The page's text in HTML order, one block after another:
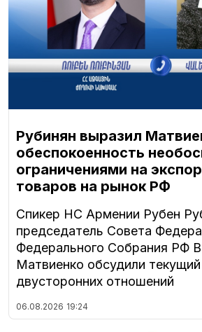
Рубинян выразил
обеспокоенность
ограничениями на
товаров на рынок РФ
Спикер НС Армении Рубен
председатель Совета
Федерального Собрания РФ
Матвиенко обсудили
двусторонних отношений
06.08.2026 19:24